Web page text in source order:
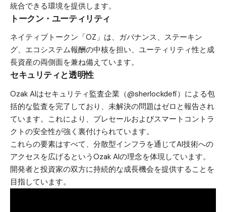
統合できる環境を提供します。
トークン・ユーティリティ
ネイティブトークン「OZ」は、ガバナンス、ステーキン
グ、エコシステム報酬の中核を担い、ユーティリティ性と成
長資産の両側面を兼ね備えています。
セキュリティと透明性
Ozak AIはセキュリティ監査企業（@sherlockdefi）による包
括的な監査を完了しており、未解決の問題はゼロと報告され
ています。これにより、プレセールおよびスマートコントラ
クトの安全性が強く裏付けられています。
これらの要素はすべて、分散型インフラを通じてAI技術への
アクセスを広げるというOzak AIの理念を体現しています。
開発者と投資家の双方に持続的な成長機会を提供することを
目指しています。